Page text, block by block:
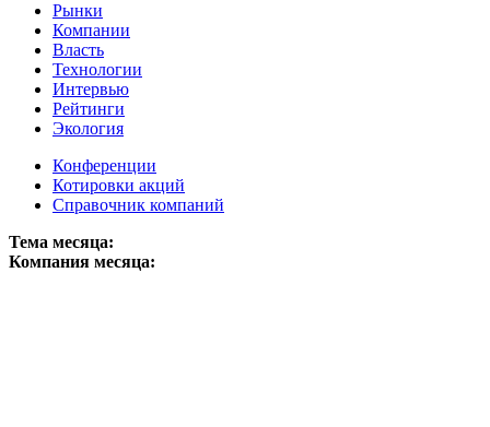
Рынки
Компании
Власть
Технологии
Интервью
Рейтинги
Экология
Конференции
Котировки акций
Справочник компаний
Тема месяца:
Компания месяца: